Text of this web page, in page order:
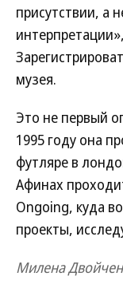
присутствии, а
музея.
Это не первый
1995 году она
футляре в
Афинах
Ongoing, куда
проекты,
Милена